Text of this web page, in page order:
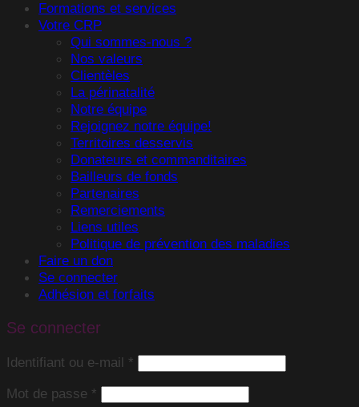
Formations et services
Votre CRP
Qui sommes-nous ?
Nos valeurs
Clientèles
La périnatalité
Notre équipe
Rejoignez notre équipe!
Territoires desservis
Donateurs et commanditaires
Bailleurs de fonds
Partenaires
Remerciements
Liens utiles
Politique de prévention des maladies
Faire un don
Se connecter
Adhésion et forfaits
Se connecter
Identifiant ou e-mail * Obligatoire
Mot de passe *